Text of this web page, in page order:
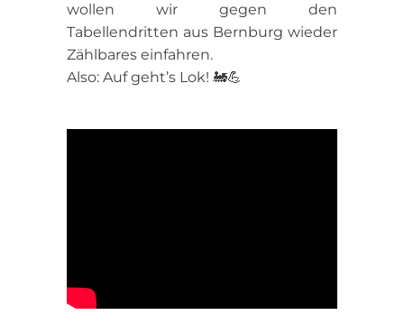
wollen wir gegen den
Tabellendritten aus Bernburg wieder
Zählbares einfahren.
Also: Auf geht’s Lok! 🚂💪